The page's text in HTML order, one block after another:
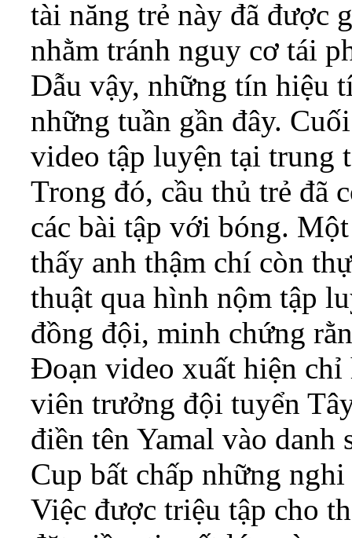
tài năng trẻ này đã được
nhằm tránh nguy cơ tái
Dẫu vậy, những tín hiệu
những tuần gần đây.
video tập luyện tại trung
Trong đó, cầu thủ trẻ đã
các bài tập với bóng.
thấy anh thậm chí còn
thuật qua hình nộm tập
đồng đội, minh chứng
Đoạn video xuất hiện chỉ
viên trưởng đội tuyển
điền tên Yamal vào danh
Cup bất chấp những
Việc được triệu tập cho